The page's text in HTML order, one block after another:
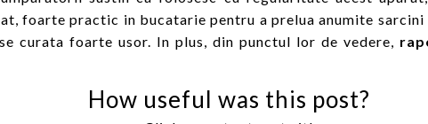
foarte practic in bucatarie pentru a prelua anumite
curata foarte usor. In plus, din punctul lor de vedere,
How useful was this post?